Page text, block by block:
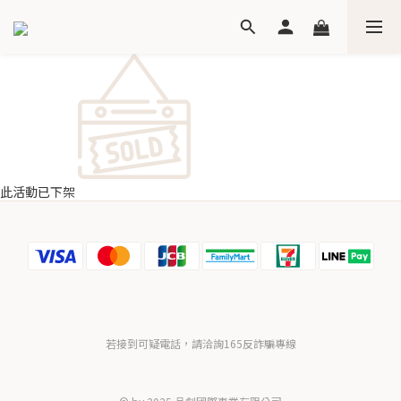
此活動已下架
若接到可疑電話，請洽詢165反詐騙專線